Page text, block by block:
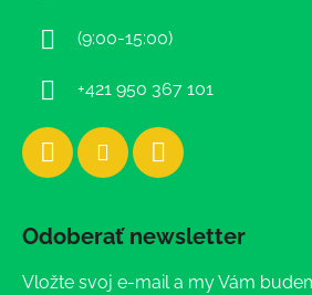
(9:00-15:00)
+421 950 367 101
Odoberať newsletter
Vložte svoj e-mail a my Vám